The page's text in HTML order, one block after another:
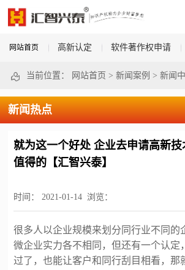
网站首页 高新认定 软件著作权申请
当前位置： 网站首页 > 新闻案例 > 新闻
新闻热点
就为这一个好处 企业去申请高新
值得的【汇智兴泰】
时间： 2021-01-14 浏览：
很多人以企业规模来划分同行业不同的
微企业实力各不相同，但还有一个认定
过了，也能让客户和同行刮目相看，那